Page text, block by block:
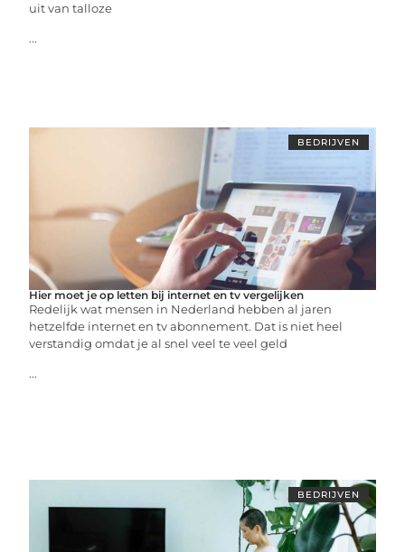
uit van talloze
...
BEDRIJVEN
Hier moet je op letten bij internet en tv vergelijken
Redelijk wat mensen in Nederland hebben al jaren
hetzelfde internet en tv abonnement. Dat is niet heel
verstandig omdat je al snel veel te veel geld
...
BEDRIJVEN